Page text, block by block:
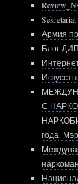
Армия
Блог
С
года.